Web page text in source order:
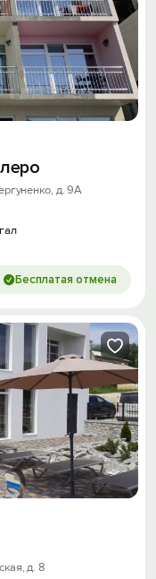
д. 9А
Бесплатая отмена
д. 8